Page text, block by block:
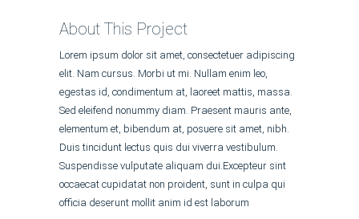
About This Project
Lorem ipsum dolor sit amet, consectetuer adipiscing
elit. Nam cursus. Morbi ut mi. Nullam enim leo,
egestas id, condimentum at, laoreet mattis, massa.
Sed eleifend nonummy diam. Praesent mauris ante,
elementum et, bibendum at, posuere sit amet, nibh.
Duis tincidunt lectus quis dui viverra vestibulum.
Suspendisse vulputate aliquam dui.Excepteur sint
occaecat cupidatat non proident, sunt in culpa qui
officia deserunt mollit anim id est laborum